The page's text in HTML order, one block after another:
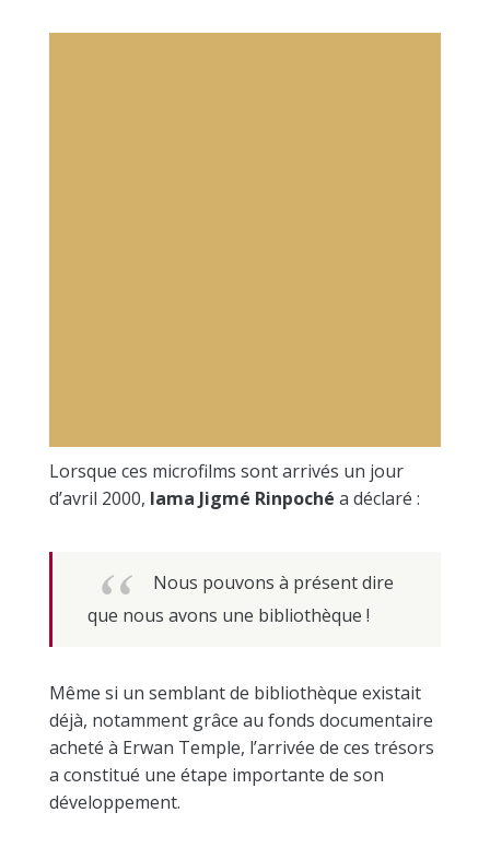
Lorsque ces microfilms sont arrivés un jour
d’avril 2000, lama Jigmé Rinpoché a déclaré :
Nous pouvons à présent dire
que nous avons une bibliothèque !
Même si un semblant de bibliothèque existait
déjà, notamment grâce au fonds documentaire
acheté à Erwan Temple, l’arrivée de ces trésors
a constitué une étape importante de son
développement.